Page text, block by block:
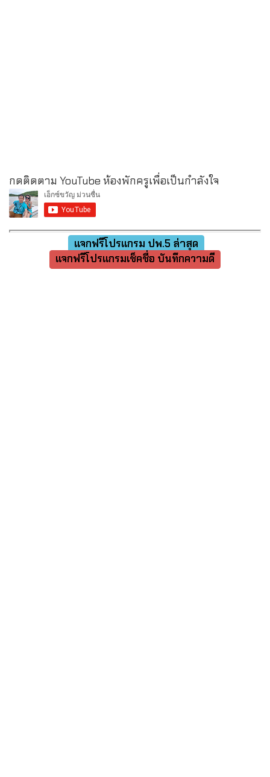
กดติดตาม YouTube ห้องพักครูเพื่อเป็นกำลังใจ
แจกฟรีโปรแกรม ปพ.5 ล่าสุด
แจกฟรีโปรแกรมเช็คชื่อ บันทึกความดี